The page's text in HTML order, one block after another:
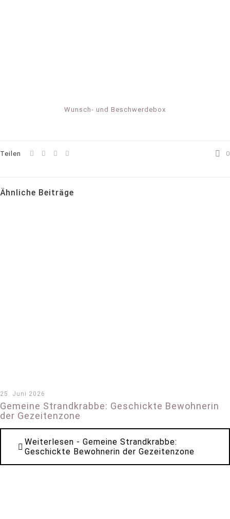
Wunsch- und Beschwerdebox
Teilen 0
Ähnliche Beiträge
25. Juni 2026
Gemeine Strandkrabbe: Geschickte Bewohnerin
der Gezeitenzone
Weiterlesen - Gemeine Strandkrabbe:
Geschickte Bewohnerin der Gezeitenzone